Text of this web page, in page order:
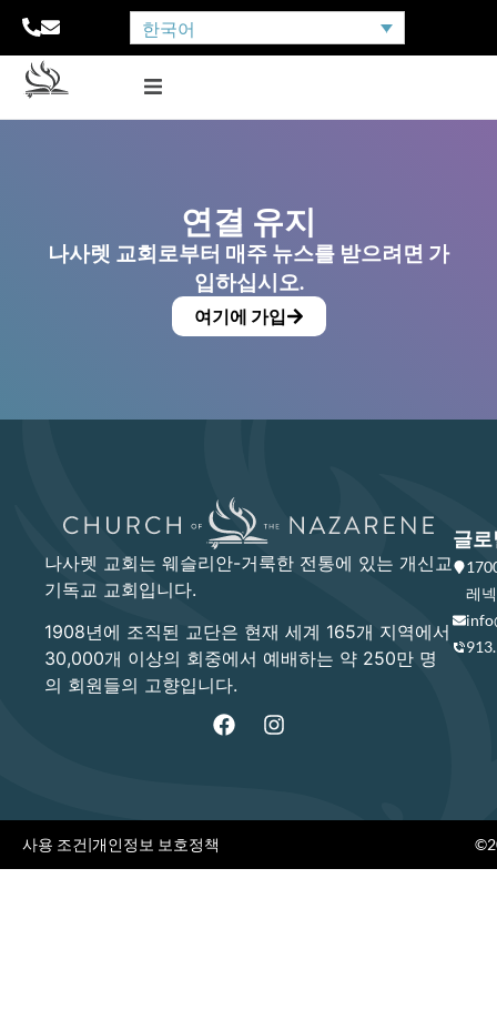
한국어
연결 유지
나사렛 교회로부터 매주 뉴스를 받으려면 가
입하십시오.
여기에 가입
나사렛 교회는 웨슬리안-거룩한 전통에 있는 개신교
기독교 교회입니다.
1908년에 조직된 교단은 현재 세계 165개 지역에서
30,000개 이상의 회중에서 예배하는 약 250만 명
의 회원들의 고향입니다.
글로
레
사용 조건|개인정보 보호정책